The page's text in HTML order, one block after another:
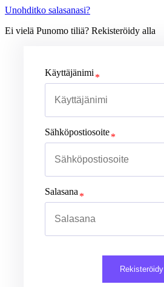
Unohditko salasanasi?
Ei vielä Punomo tiliä? Rekisteröidy alla
Käyttäjänimi
Sähköpostiosoite
Salasana
Rekisteröidy